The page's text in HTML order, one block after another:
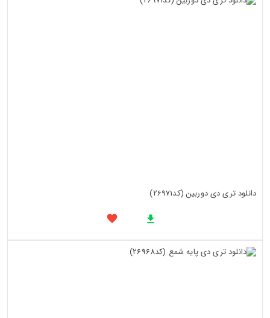
دانلود تری دی دوربین (کد26971)